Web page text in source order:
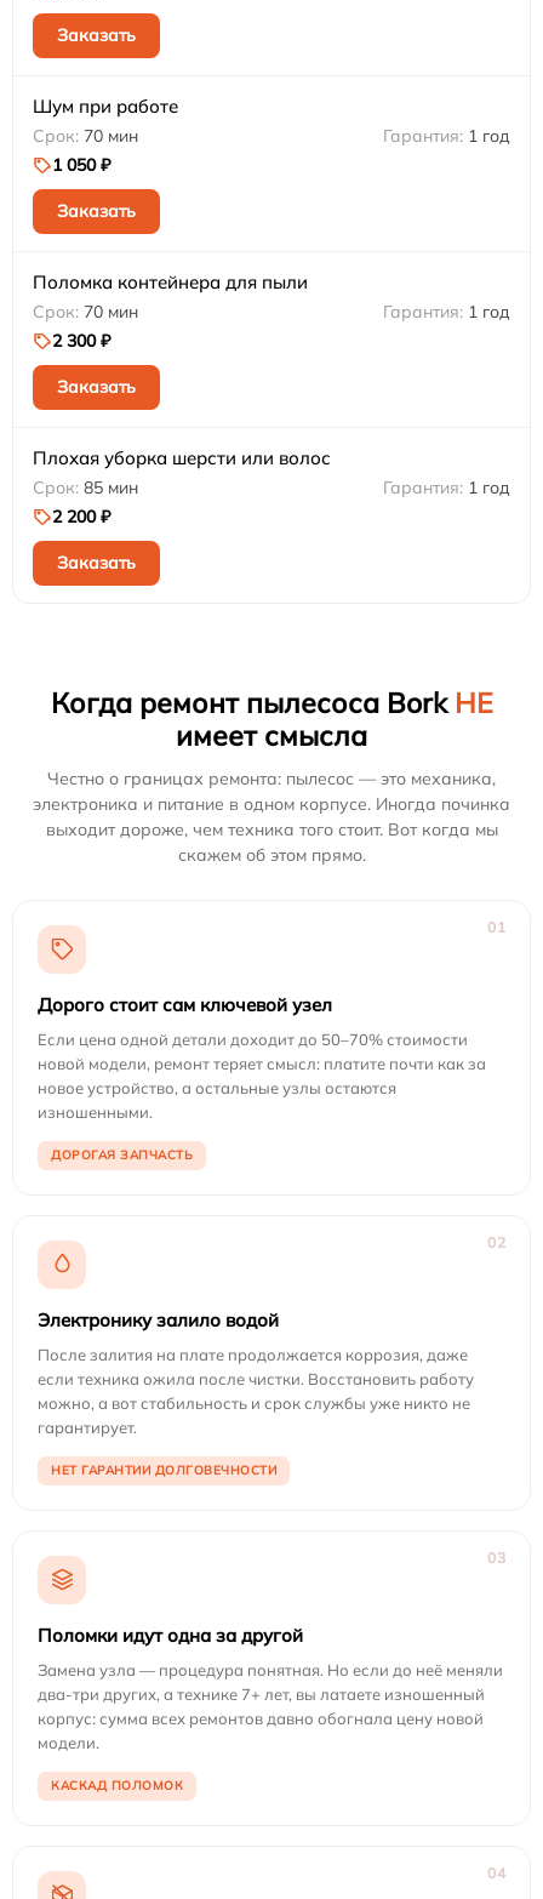
Заказать
Шум при работе
70 мин
1 год
1 050 ₽
Заказать
Поломка контейнера для пыли
70 мин
1 год
2 300 ₽
Заказать
Плохая уборка шерсти или волос
85 мин
1 год
2 200 ₽
Заказать
Когда ремонт пылесоса Bork НЕ
имеет смысла
Честно о границах ремонта: пылесос — это механика,
электроника и питание в одном корпусе. Иногда починка
выходит дороже, чем техника того стоит. Вот когда мы
скажем об этом прямо.
01
Дорого стоит сам ключевой узел
Если цена одной детали доходит до 50–70% стоимости
новой модели, ремонт теряет смысл: платите почти как за
новое устройство, а остальные узлы остаются
изношенными.
ДОРОГАЯ ЗАПЧАСТЬ
02
Электронику залило водой
После залития на плате продолжается коррозия, даже
если техника ожила после чистки. Восстановить работу
можно, а вот стабильность и срок службы уже никто не
гарантирует.
НЕТ ГАРАНТИИ ДОЛГОВЕЧНОСТИ
03
Поломки идут одна за другой
Замена узла — процедура понятная. Но если до неё меняли
два-три других, а технике 7+ лет, вы латаете изношенный
корпус: сумма всех ремонтов давно обогнала цену новой
модели.
КАСКАД ПОЛОМОК
04